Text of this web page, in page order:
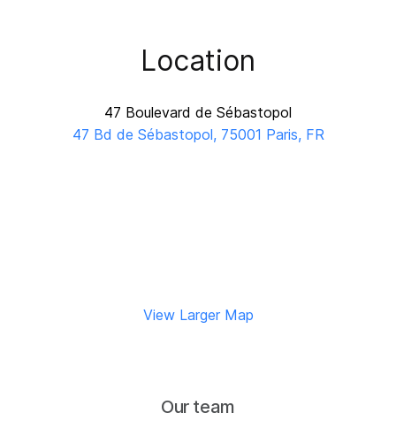
Location
47 Boulevard de Sébastopol
47 Bd de Sébastopol, 75001 Paris, FR
View Larger Map
Our team